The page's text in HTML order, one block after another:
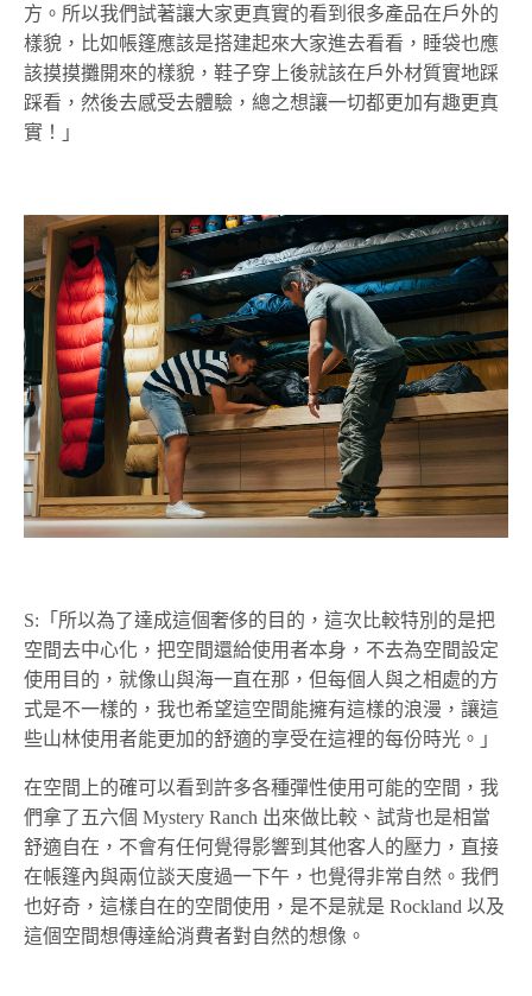
方。所以我們試著讓大家更真實的看到很多產品在戶外的
樣貌，比如帳篷應該是搭建起來大家進去看看，睡袋也應
該摸摸攤開來的樣貌，鞋子穿上後就該在戶外材質實地踩
踩看，然後去感受去體驗，總之想讓一切都更加有趣更真
實！」
S:「所以為了達成這個奢侈的目的，這次比較特別的是把
空間去中心化，把空間還給使用者本身，不去為空間設定
使用目的，就像山與海一直在那，但每個人與之相處的方
式是不一樣的，我也希望這空間能擁有這樣的浪漫，讓這
些山林使用者能更加的舒適的享受在這裡的每份時光。」
在空間上的確可以看到許多各種彈性使用可能的空間，我
們拿了五六個 Mystery Ranch 出來做比較、試背也是相當
舒適自在，不會有任何覺得影響到其他客人的壓力，直接
在帳篷內與兩位談天度過一下午，也覺得非常自然。我們
也好奇，這樣自在的空間使用，是不是就是 Rockland 以及
這個空間想傳達給消費者對自然的想像。